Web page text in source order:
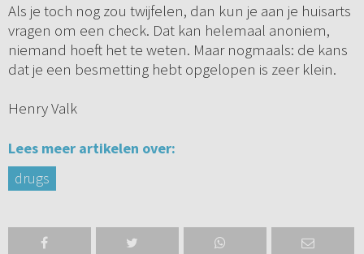
Als je toch nog zou twijfelen, dan kun je aan je huisarts
vragen om een check. Dat kan helemaal anoniem,
niemand hoeft het te weten. Maar nogmaals: de kans
dat je een besmetting hebt opgelopen is zeer klein.
Henry Valk
Lees meer artikelen over:
drugs